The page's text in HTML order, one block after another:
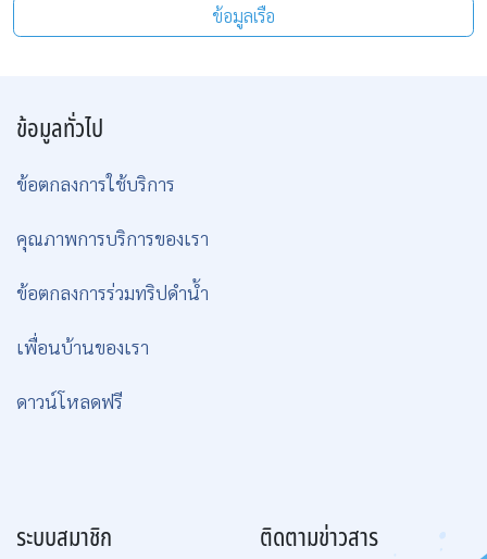
ข้อมูลเรือ
ข้อมูลทั่วไป
ข้อตกลงการใช้บริการ
คุณภาพการบริการของเรา
ข้อตกลงการร่วมทริปดำน้ำ
เพื่อนบ้านของเรา
ดาวน์โหลดฟรี
ระบบสมาชิก ติดตามข่าวสาร